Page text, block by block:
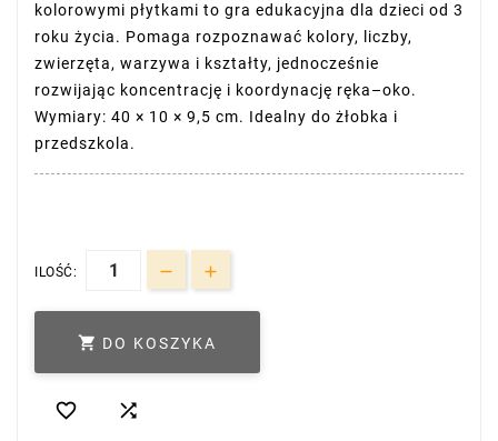
kolorowymi płytkami to gra edukacyjna dla dzieci od 3
roku życia. Pomaga rozpoznawać kolory, liczby,
zwierzęta, warzywa i kształty, jednocześnie
rozwijając koncentrację i koordynację ręka–oko.
Wymiary: 40 × 10 × 9,5 cm. Idealny do żłobka i
przedszkola.
ILOŚĆ:
 DO KOSZYKA
 